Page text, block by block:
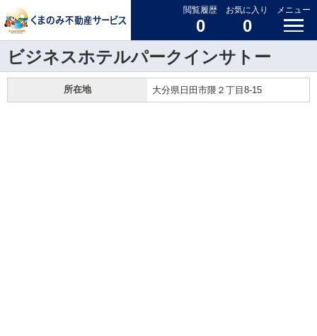
閲覧履歴
0
お気に入り
0
メニュー
ビジネスホテルパークインサトー
所在地 大分県日田市隈２丁目8-15